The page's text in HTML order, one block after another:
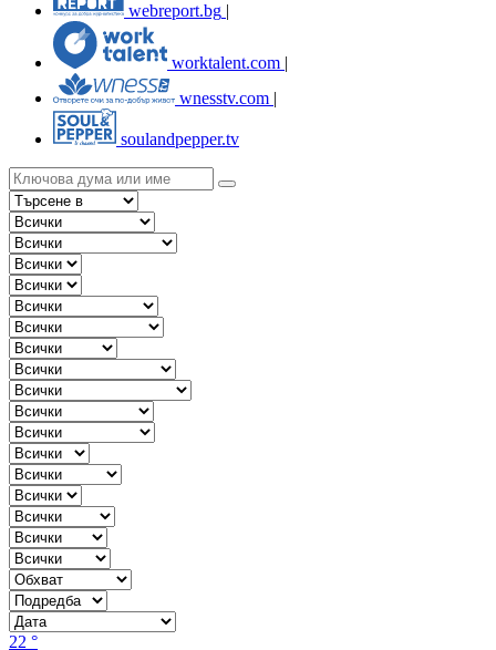
webreport.bg
worktalent.com |
wnesstv.com |
soulandpepper.tv
22 °